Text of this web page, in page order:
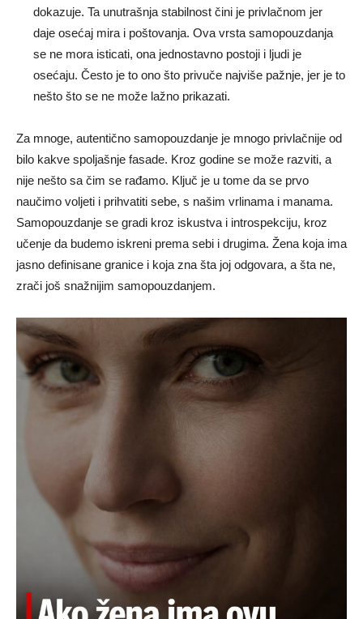
dokazuje. Ta unutrašnja stabilnost čini je privlačnom jer
daje osećaj mira i poštovanja. Ova vrsta samopouzdanja
se ne mora isticati, ona jednostavno postoji i ljudi je
osećaju. Često je to ono što privuče najviše pažnje, jer je to
nešto što se ne može lažno prikazati.
Za mnoge, autentično samopouzdanje je mnogo privlačnije od
bilo kakve spoljašnje fasade. Kroz godine se može razviti, a
nije nešto sa čim se rađamo. Ključ je u tome da se prvo
naučimo voljeti i prihvatiti sebe, s našim vrlinama i manama.
Samopouzdanje se gradi kroz iskustva i introspekciju, kroz
učenje da budemo iskreni prema sebi i drugima. Žena koja ima
jasno definisane granice i koja zna šta joj odgovara, a šta ne,
zrači još snažnijim samopouzdanjem.